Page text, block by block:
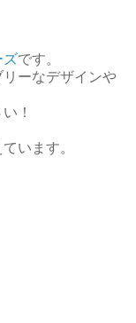
ズです。
ーなデザインや
！
います。